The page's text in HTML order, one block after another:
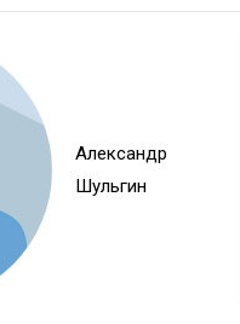
Александр
Шульгин